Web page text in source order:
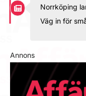
Norrköping
Väg in för
Annons